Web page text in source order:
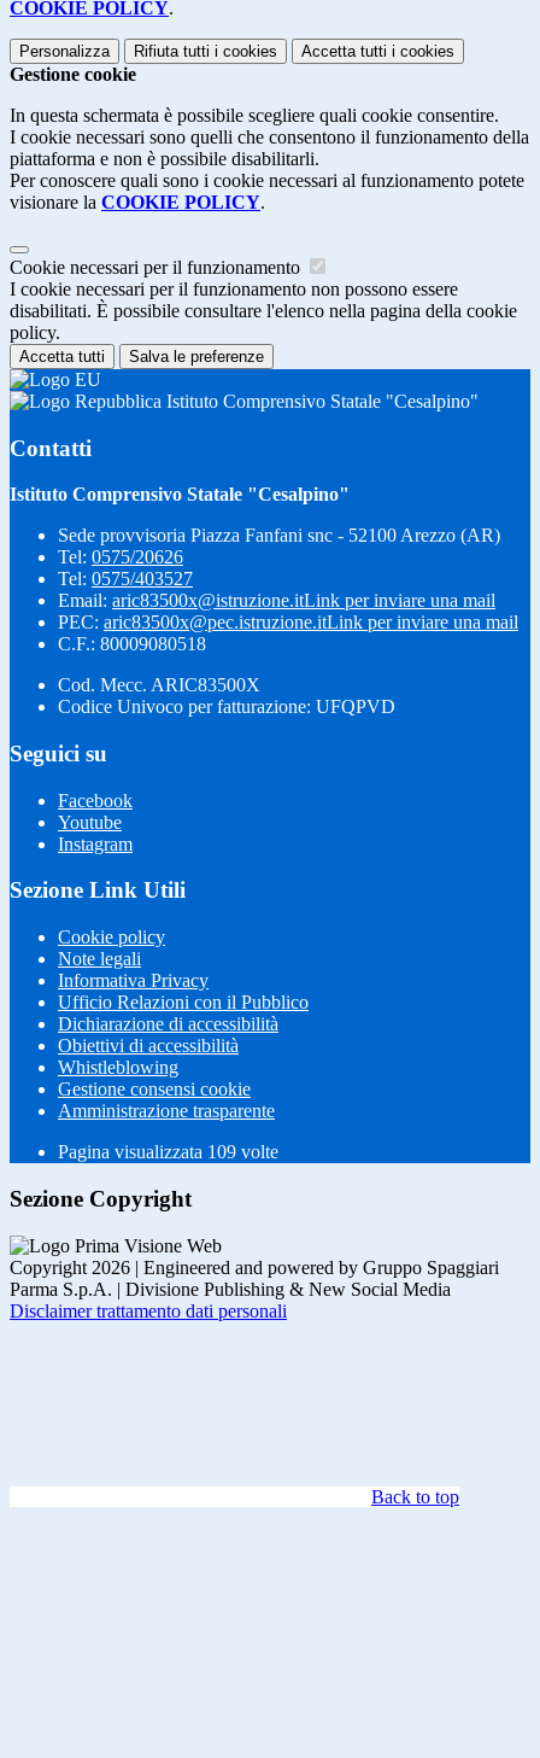
COOKIE POLICY.
Personalizza Rifiuta tutti i cookies Accetta tutti i cookies
Gestione cookie
In questa schermata è possibile scegliere quali cookie consentire.
I cookie necessari sono quelli che consentono il funzionamento della
piattaforma e non è possibile disabilitarli.
Per conoscere quali sono i cookie necessari al funzionamento potete
visionare la COOKIE POLICY.
Cookie necessari per il funzionamento
I cookie necessari per il funzionamento non possono essere
disabilitati. È possibile consultare l'elenco nella pagina della cookie
policy.
Accetta tutti Salva le preferenze
Istituto Comprensivo Statale "Cesalpino"
Contatti
Istituto Comprensivo Statale "Cesalpino"
Sede provvisoria Piazza Fanfani snc - 52100 Arezzo (AR)
Tel: 0575/20626
Tel: 0575/403527
Email: aric83500x@istruzione.itLink per inviare una mail
PEC: aric83500x@pec.istruzione.itLink per inviare una mail
C.F.: 80009080518
Cod. Mecc. ARIC83500X
Codice Univoco per fatturazione: UFQPVD
Seguici su
Facebook
Youtube
Instagram
Sezione Link Utili
Cookie policy
Note legali
Informativa Privacy
Ufficio Relazioni con il Pubblico
Dichiarazione di accessibilità
Obiettivi di accessibilità
Whistleblowing
Gestione consensi cookie
Amministrazione trasparente
Pagina visualizzata 109 volte
Sezione Copyright
Copyright 2026 | Engineered and powered by Gruppo Spaggiari
Parma S.p.A. | Divisione Publishing & New Social Media
Disclaimer trattamento dati personali
Back to top